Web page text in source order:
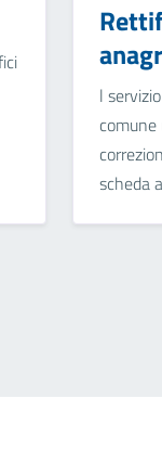
l
scheda